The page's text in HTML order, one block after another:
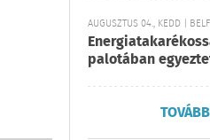
AUGUSZTUS 04., KEDD |
palotában